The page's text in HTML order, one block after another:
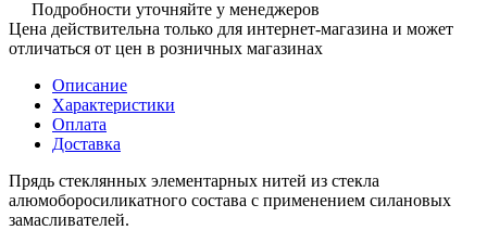
Подробности уточняйте у менеджеров
Цена действительна только для интернет-магазина и может
отличаться от цен в розничных магазинах
Описание
Характеристики
Оплата
Доставка
Прядь стеклянных элементарных нитей из стекла
алюмоборосиликатного состава с применением силановых
замасливателей.